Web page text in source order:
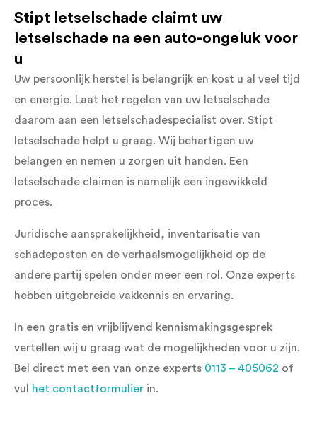
Stipt letselschade claimt uw
letselschade na een auto-ongeluk voor
u
Uw persoonlijk herstel is belangrijk en kost u al veel tijd
en energie. Laat het regelen van uw letselschade
daarom aan een letselschadespecialist over. Stipt
letselschade helpt u graag. Wij behartigen uw
belangen en nemen u zorgen uit handen. Een
letselschade claimen is namelijk een ingewikkeld
proces.
Juridische aansprakelijkheid, inventarisatie van
schadeposten en de verhaalsmogelijkheid op de
andere partij spelen onder meer een rol. Onze experts
hebben uitgebreide vakkennis en ervaring.
In een gratis en vrijblijvend kennismakingsgesprek
vertellen wij u graag wat de mogelijkheden voor u zijn.
Bel direct met een van onze experts 0113 – 405062 of
vul
het contactformulier in.